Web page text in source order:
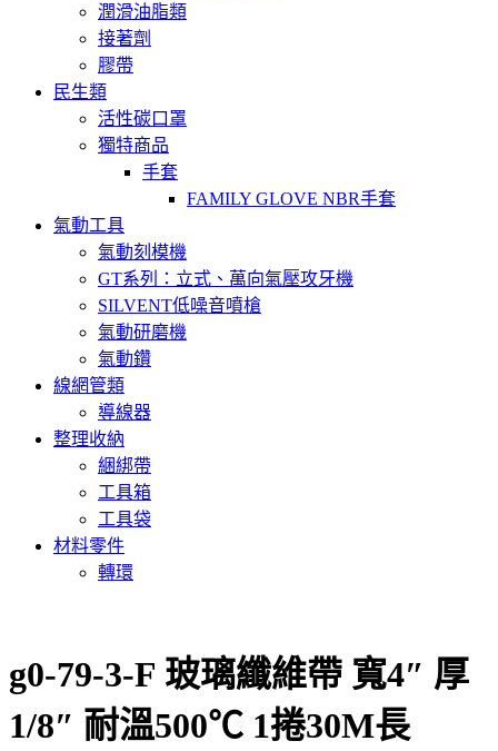
潤滑油脂類
接著劑
膠帶
民生類
活性碳口罩
獨特商品
手套
FAMILY GLOVE NBR手套
氣動工具
氣動刻模機
GT系列：立式、萬向氣壓攻牙機
SILVENT低噪音噴槍
氣動研磨機
氣動鑽
線網管類
導線器
整理收納
綑綁帶
工具箱
工具袋
材料零件
轉環
g0-79-3-F 玻璃纖維帶 寬4″ 厚
1/8″ 耐溫500℃ 1捲30M長